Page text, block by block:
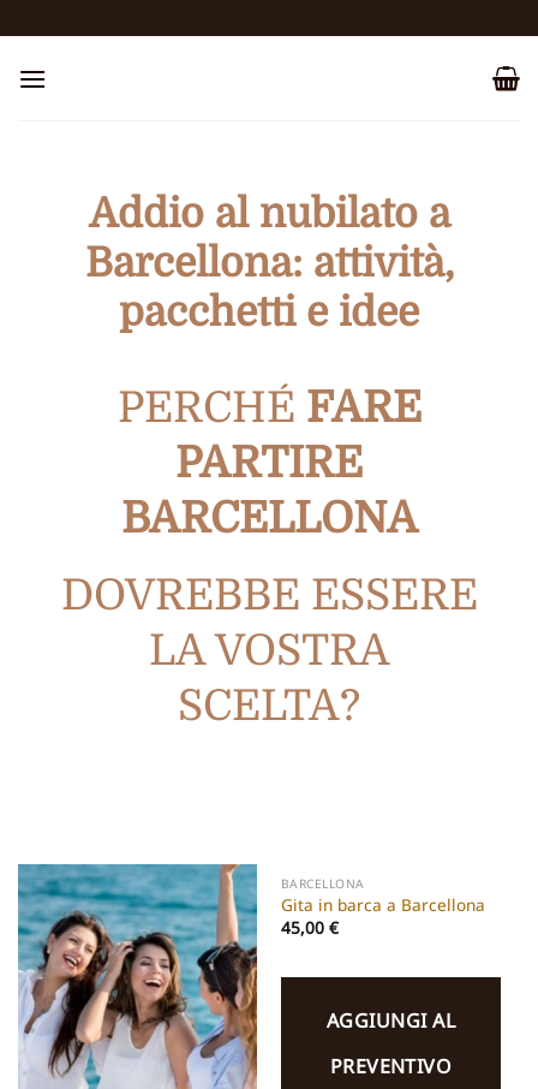
ai
contenuti
Addio al nubilato a
Barcellona: attività,
pacchetti e idee
PERCHÉ FARE
PARTIRE
BARCELLONA
DOVREBBE ESSERE
LA VOSTRA
SCELTA?
BARCELLONA
Gita in barca a Barcellona
45,00 €
AGGIUNGI AL
PREVENTIVO